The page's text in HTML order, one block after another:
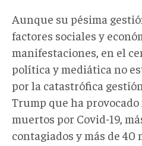
Aunque su pésima
factores sociales y
manifestaciones, en el
política y mediática no
por la catastrófica
Trump que ha provocado
muertos por Covid-19,
contagiados y más de 40